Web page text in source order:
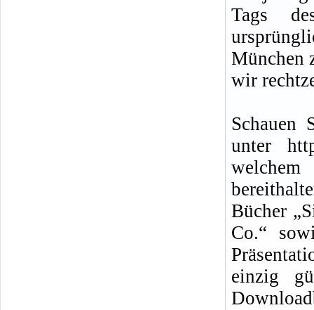
Tags
München
wir
Schauen
unter
Bücher
Co.“
einzig